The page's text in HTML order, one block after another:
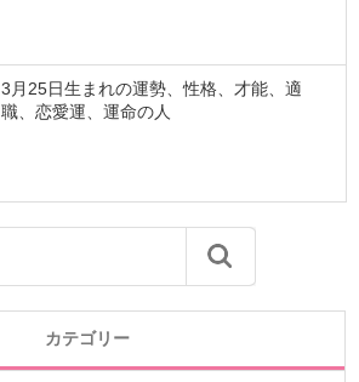
3月25日生まれの運勢、性格、才能、適
職、恋愛運、運命の人
カテゴリー